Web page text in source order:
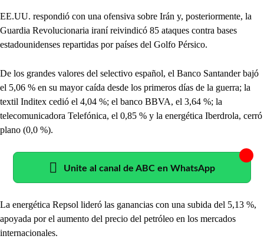
EE.UU. respondió con una ofensiva sobre Irán y, posteriormente, la
Guardia Revolucionaria iraní reivindicó 85 ataques contra bases
estadounidenses repartidas por países del Golfo Pérsico.
De los grandes valores del selectivo español, el Banco Santander bajó
el 5,06 % en su mayor caída desde los primeros días de la guerra; la
textil Inditex cedió el 4,04 %; el banco BBVA, el 3,64 %; la
telecomunicadora Telefónica, el 0,85 % y la energética Iberdrola, cerró
plano (0,0 %).
Unite al canal de ABC en WhatsApp
La energética Repsol lideró las ganancias con una subida del 5,13 %,
apoyada por el aumento del precio del petróleo en los mercados
internacionales.